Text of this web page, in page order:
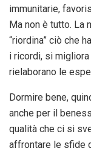
immunitarie,
Ma non è tutto. La
“riordina” ciò che
i ricordi, si
rielaborano le
Dormire bene,
anche per il
qualità che ci si
affrontare le sfide